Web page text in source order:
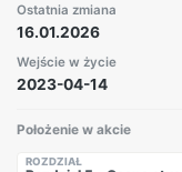
Ostatnia zmiana
16.01.2026
Wejście w życie
2023-04-14
Położenie w akcie
ROZDZIAŁ